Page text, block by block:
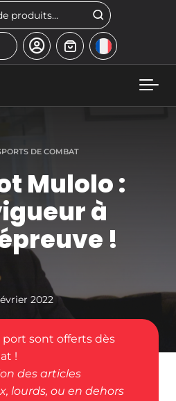
Rechercher
DE COMBAT
Mulolo :
à
!
2022
port sont offerts dès
!
des articles
lourds, ou en dehors